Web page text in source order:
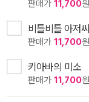
판매가 11,700원
비틀비틀 아저씨
판매가 11,700원
키아바의 미소
판매가 11,700원